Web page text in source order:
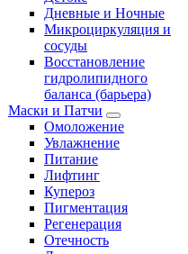
Дневные и Ночные
Микроциркуляция и
сосуды
Восстановление
гидролипидного
баланса (барьера)
Маски и Патчи
Омоложение
Увлажнение
Питание
Лифтинг
Купероз
Пигментация
Регенерация
Отечность